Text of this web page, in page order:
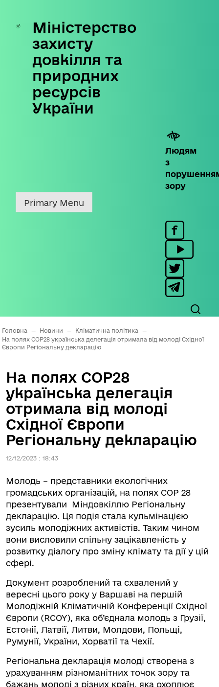
Skip
content
Міністерство
захисту
довкілля та
природних
ресурсів
України
Людям
з
зору
Primary Menu
Головна — Новини — Кліматична політика
—
На полях СОР28 українська делегація отримала від молоді Східної
Європи Регіональну декларацію
На полях СОР28
українська делегація
отримала від молоді
Східної Європи
Регіональну декларацію
12/12/2023 : 18:43
Молодь – представники екологічних
громадських організацій, на полях СОР 28
презентували Міндовкіллю Регіональну
декларацію. Ця подія стала кульмінацією
зусиль молодіжних активістів. Таким чином
вони висловили спільну зацікавленість у
розвитку діалогу про зміну клімату та дії у цій
сфері.
Документ розроблений та схвалений у
вересні цього року у Варшаві на першій
Молодіжній Кліматичній Конференції Східної
Європи (RCOY), яка об’єднала молодь з Грузії,
Естонії, Латвії, Литви, Молдови, Польщі,
Румунії, України, Хорватії та Чехії.
Регіональна декларація молоді створена з
урахуванням різноманітних точок зору та
бажань молоді з різних країн, яка охоплює